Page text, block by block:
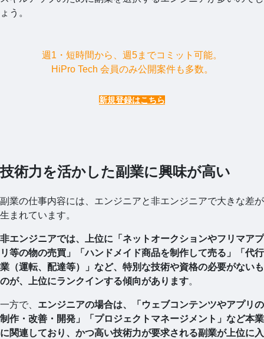
ょう。
週1・短時間から、週5までコミット可能。
HiPro Tech 会員のみ公開案件も多数。
新規登録はこちら
技術力を活かした副業に興味が高い
副業の仕事内容には、エンジニアと非エンジニアで大きな差が
生まれています。
非エンジニアでは、上位に「ネットオークションやフリマアプ
リ等の物の売買」「ハンドメイド商品を制作して売る」「代行
業（運転、配達等）」など、特別な技術や資格の必要がないも
のが、上位にランクインする傾向があります。
一方で、 エンジニアの場合は、「ウェブコンテンツやアプリの
制作・改善・開発」「プロジェクトマネージメント」など本業
に関連しており、かつ高い技術力が要求される副業が上位に入